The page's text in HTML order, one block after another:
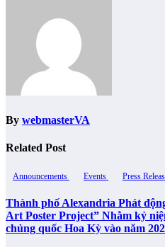
By webmasterVA
Related Post
Announcements Events Press
Thành phố Alexandria Phát
Art Poster Project” Nhằm kỷ
chủng quốc Hoa Kỳ vào năm